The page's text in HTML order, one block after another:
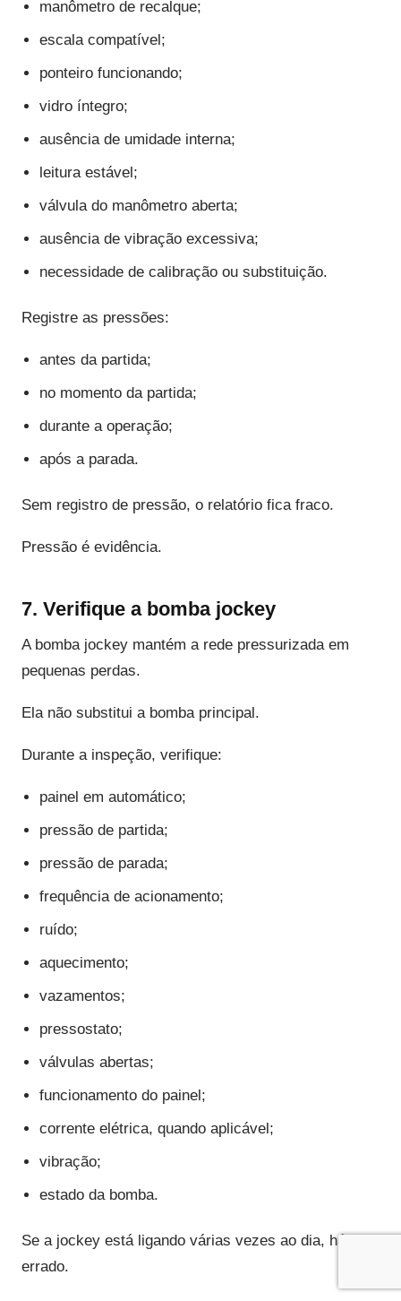
manômetro de recalque;
escala compatível;
ponteiro funcionando;
vidro íntegro;
ausência de umidade interna;
leitura estável;
válvula do manômetro aberta;
ausência de vibração excessiva;
necessidade de calibração ou substituição.
Registre as pressões:
antes da partida;
no momento da partida;
durante a operação;
após a parada.
Sem registro de pressão, o relatório fica fraco.
Pressão é evidência.
7. Verifique a bomba jockey
A bomba jockey mantém a rede pressurizada em
pequenas perdas.
Ela não substitui a bomba principal.
Durante a inspeção, verifique:
painel em automático;
pressão de partida;
pressão de parada;
frequência de acionamento;
ruído;
aquecimento;
vazamentos;
pressostato;
válvulas abertas;
funcionamento do painel;
corrente elétrica, quando aplicável;
vibração;
estado da bomba.
Se a jockey está ligando várias vezes ao dia, há algo
errado.